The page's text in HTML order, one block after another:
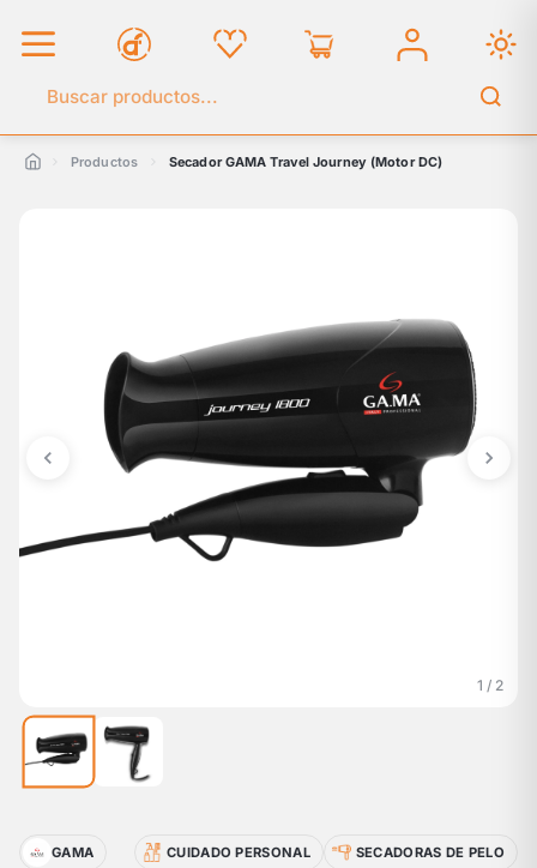
Buscar en el catálogo
Productos Secador GAMA Travel Journey (Motor DC)
1 / 2
GAMA CUIDADO PERSONAL SECADORAS DE PELO